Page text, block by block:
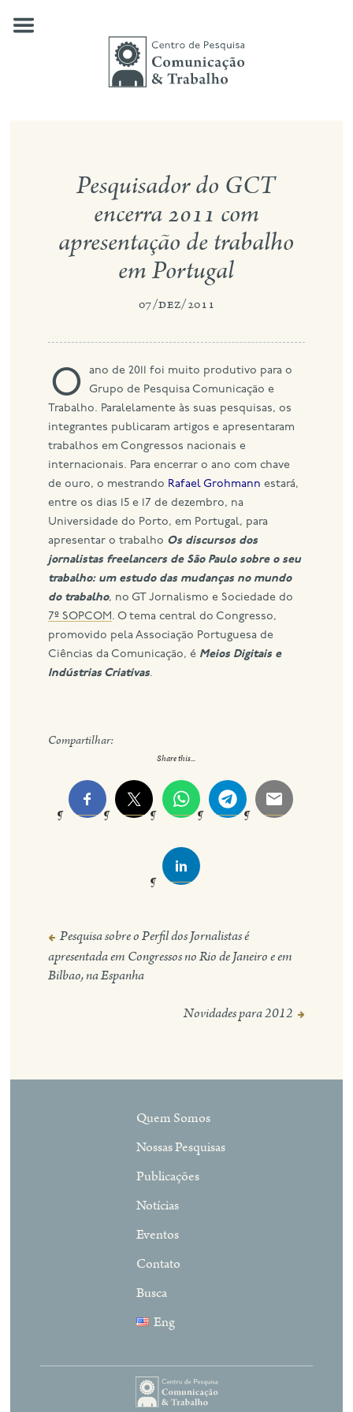
nossas pesquisas
publicações
notícias
eventos
contato
busca
eng
Pesquisador do GCT
encerra 2011 com
apresentação de trabalho
em Portugal
07/dez/2011
O ano de 2011 foi muito produtivo para o
Grupo de Pesquisa Comunicação e
Trabalho. Paralelamente às suas pesquisas, os
integrantes publicaram artigos e apresentaram
trabalhos em Congressos nacionais e
internacionais. Para encerrar o ano com chave
de ouro, o mestrando Rafael Grohmannestará,
entre os dias 15 e 17 de dezembro, na
Universidade do Porto, em Portugal, para
apresentar o trabalho Os discursos dos
jornalistas freelancers de São Paulo sobre o seu
trabalho: um estudo das mudanças no mundo
do trabalho, no GT Jornalismo e Sociedade do
7º SOPCOM . O tema central do Congresso,
promovido pela Associação Portuguesa de
Ciências da Comunicação, é Meios Digitais e
Indústrias Criativas.
Compartilhar:
Share this...
Navegação
de
Pesquisa sobre o Perfil dos Jornalistas é
apresentada em Congressos no Rio de Janeiro e em
Bilbao, na Espanha
Novidades para 2012
Quem Somos
Nossas Pesquisas
Publicações
Notícias
Eventos
Contato
Busca
Eng